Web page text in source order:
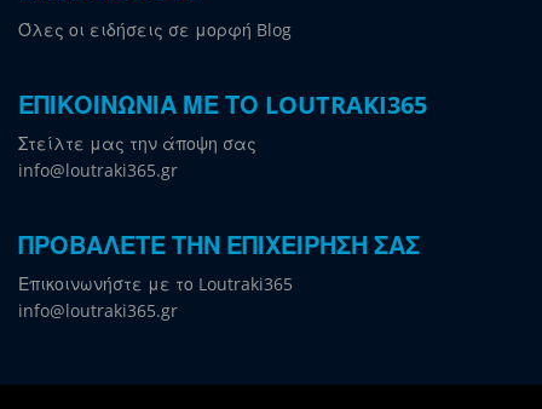
Όλες οι ειδήσεις σε μορφή Blog
ΕΠΙΚΟΙΝΩΝΙΑ ΜΕ ΤΟ LOUTRAKI365
Στείλτε μας την άποψη σας
info@loutraki365.gr
ΠΡΟΒΑΛΕΤΕ ΤΗΝ ΕΠΙΧΕΙΡΗΣΗ ΣΑΣ
Επικοινωνήστε με το Loutraki365
info@loutraki365.gr